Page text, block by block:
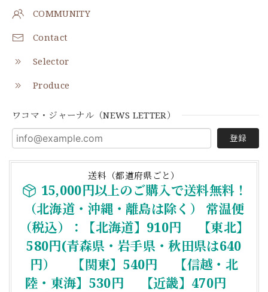
COMMUNITY
Contact
Selector
Produce
ワコマ・ジャーナル（NEWS LETTER）
登録
送料（都道府県ごと）
15,000円以上のご購入で送料無料！
（北海道・沖縄・離島は除く） 常温便
（税込）：【北海道】910円 【東北】
580円(青森県・岩手県・秋田県は640
円） 【関東】540円 【信越・北
陸・東海】530円 【近畿】470円